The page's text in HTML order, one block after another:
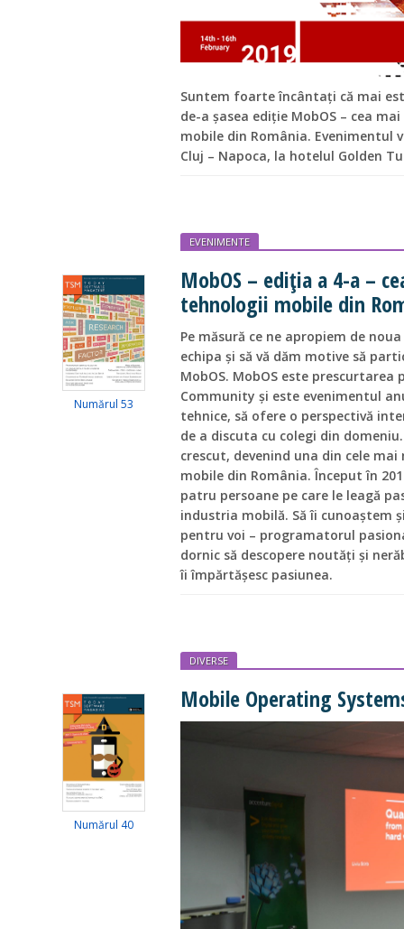
Suntem foarte încântați că mai
de-a șasea ediție MobOS – cea
mobile din România. Evenimentul
Cluj – Napoca, la hotelul Golden
Numărul 53
EVENIMENTE
MobOS – ediţia a 4-a –
tehnologii mobile din
Pe măsură ce ne apropiem de
echipa și să vă dăm motive să
MobOS. MobOS este
Community și este evenimentul
tehnice, să ofere o perspectivă
de a discuta cu colegi din
crescut, devenind una din cele
mobile din România. Început în
patru persoane pe care le leagă
industria mobilă. Să îi cunoaștem
pentru voi – programatorul
dornic să descopere noutăţi și
îi împărtășesc pasiunea.
Numărul 40
DIVERSE
Mobile Operating